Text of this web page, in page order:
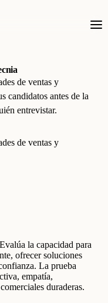
de ventas y
candidatos antes de la
entrevistar.
de ventas y
la capacidad para
ofrecer soluciones
La prueba
empatía,
duraderas.